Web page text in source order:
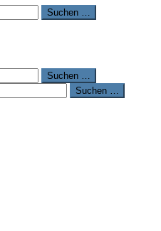
Suchen …
Suchen …
Suchen …